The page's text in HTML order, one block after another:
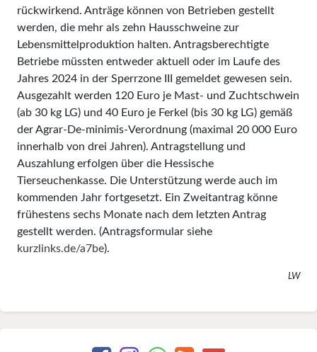
rückwirkend. Anträge können von Betrieben gestellt
werden, die mehr als zehn Hausschweine zur
Lebensmittelproduktion halten. Antragsberechtigte
Betriebe müssten entweder aktuell oder im Laufe des
Jahres 2024 in der Sperrzone III gemeldet gewesen sein.
Ausgezahlt werden 120 Euro je Mast- und Zuchtschwein
(ab 30 kg LG) und 40 Euro je Ferkel (bis 30 kg LG) gemäß
der Agrar-De-minimis-Verordnung (maximal 20 000 Euro
innerhalb von drei Jahren). Antragstellung und
Auszahlung erfolgen über die Hessische
Tierseuchenkasse. Die Unterstützung werde auch im
kommenden Jahr fortgesetzt. Ein Zweitantrag könne
frühestens sechs Monate nach dem letzten Antrag
gestellt werden. (Antragsformular siehe
kurzlinks.de/a7be).
LW